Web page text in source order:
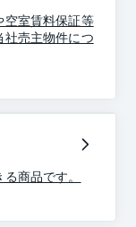
空室賃料保証等
売主物件につ
商品です。